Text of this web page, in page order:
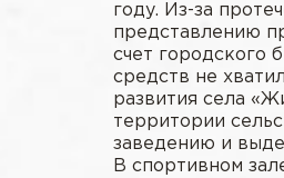
году. Из-за
представлению
счет городского
средств не
развития села
территории
заведению и
В спортивном